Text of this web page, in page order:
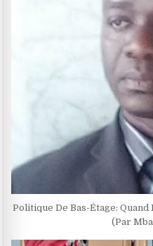
Politique De Bas-Étage:
(Par